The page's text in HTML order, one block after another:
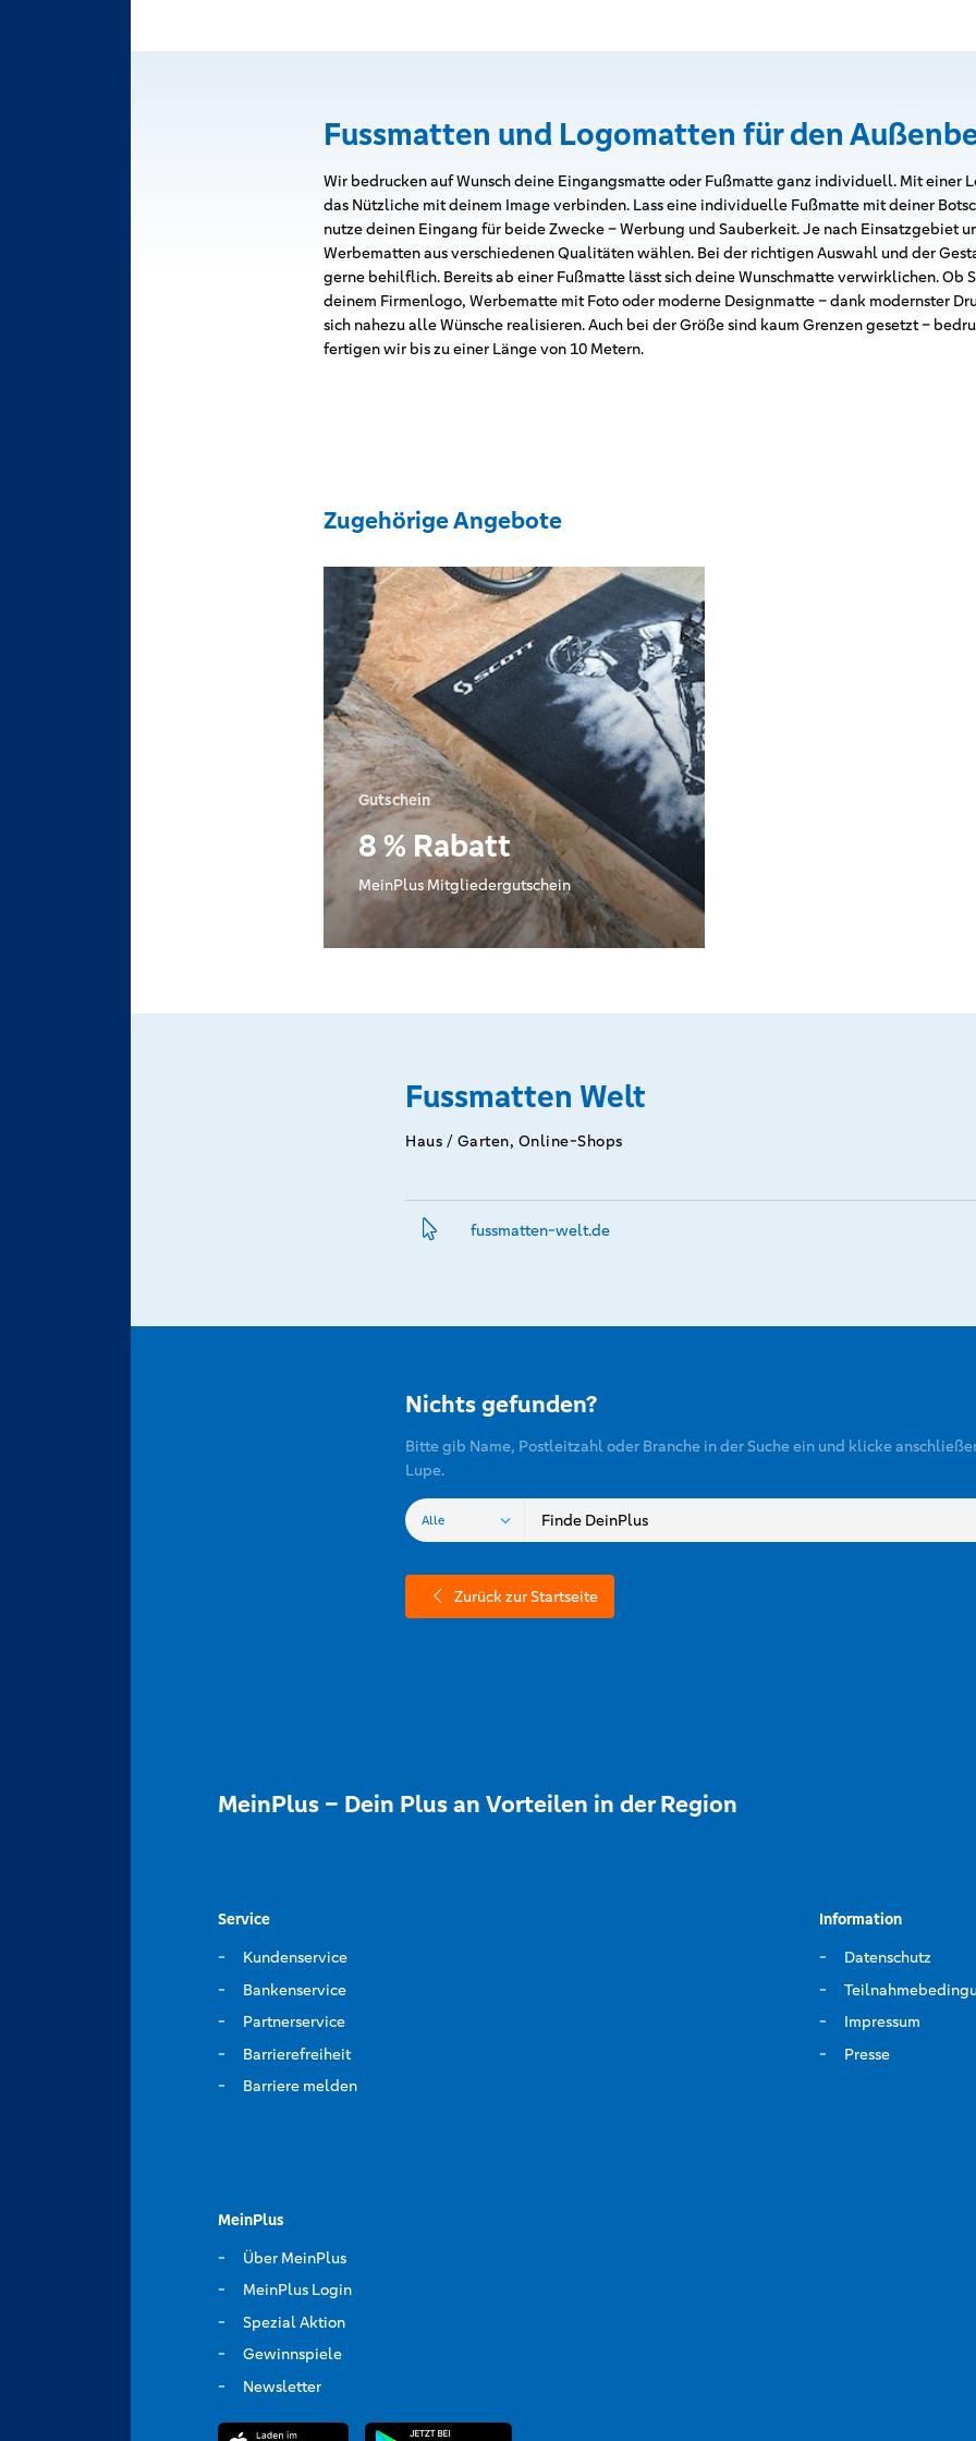
Fussmatten und Logomatten für den
Wir bedrucken auf Wunsch deine Eingangsmatte oder Fußmatte ganz individuell. Mit einer
das Nützliche mit deinem Image verbinden. Lass eine individuelle Fußmatte mit deiner
nutze deinen Eingang für beide Zwecke – Werbung und Sauberkeit. Je nach Einsatzgebiet
Werbematten aus verschiedenen Qualitäten wählen. Bei der richtigen Auswahl und der
gerne behilflich. Bereits ab einer Fußmatte lässt sich deine Wunschmatte verwirklichen. Ob
deinem Firmenlogo, Werbematte mit Foto oder moderne Designmatte – dank modernster
sich nahezu alle Wünsche realisieren. Auch bei der Größe sind kaum Grenzen gesetzt –
fertigen wir bis zu einer Länge von 10 Metern.
Zugehörige Angebote
Gutschein
8 % Rabatt
MeinPlus Mitgliedergutschein
Fussmatten Welt
Haus / Garten, Online-Shops
fussmatten-welt.­de
Nichts gefunden?
Bitte gib Name, Postleitzahl oder Branche in der Suche ein und klicke
Lupe.
Zurück zur Startseite
MeinPlus – Dein Plus an Vorteilen in der Region
Service
Kundenservice
Bankenservice
Partnerservice
Barrierefreiheit
Barriere melden
Information
Datenschutz
Impressum
Presse
MeinPlus
Über MeinPlus
MeinPlus Login
Spezial Aktion
Gewinnspiele
Newsletter